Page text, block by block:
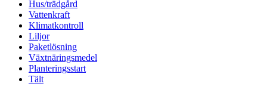
Hus/trädgård
Vattenkraft
Klimatkontroll
Liljor
Paketlösning
Växtnäringsmedel
Planteringsstart
Tält